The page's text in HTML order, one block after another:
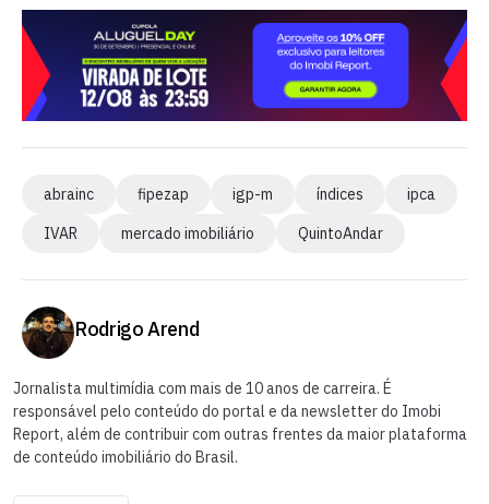
abrainc fipezap igp-m índices
ipca
IVAR
mercado imobiliário QuintoAndar
Rodrigo Arend
Jornalista multimídia com mais de 10 anos de carreira. É
responsável pelo conteúdo do portal e da newsletter do Imobi
Report, além de contribuir com outras frentes da maior plataforma
de conteúdo imobiliário do Brasil.